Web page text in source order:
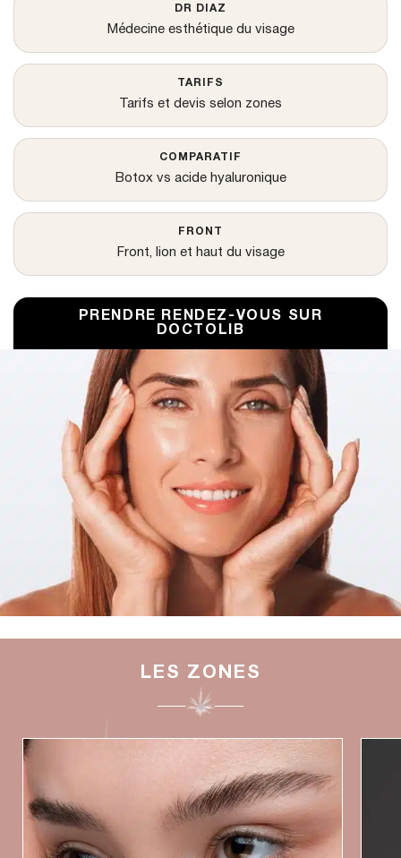
DR DIAZ
Médecine esthétique du visage
TARIFS
Tarifs et devis selon zones
COMPARATIF
Botox vs acide hyaluronique
FRONT
Front, lion et haut du visage
PRENDRE RENDEZ-VOUS SUR
DOCTOLIB
LES ZONES